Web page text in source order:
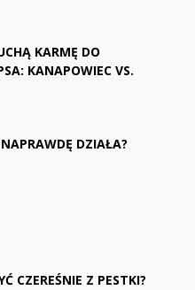
KARMĘ DO
KANAPOWIEC VS.
DZIAŁA?
CZEREŚNIE Z PESTKI?